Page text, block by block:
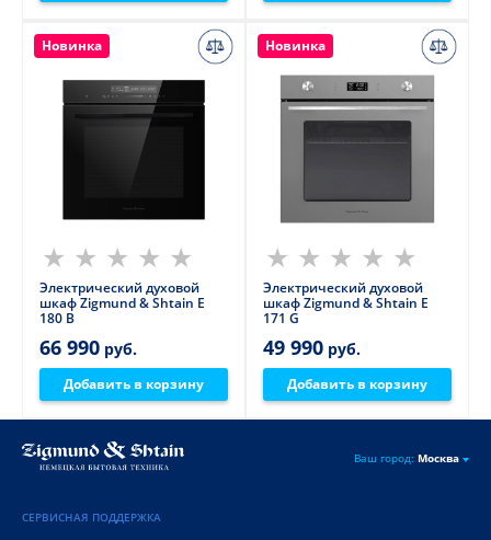
Новинка
Электрический духовой
шкаф Zigmund & Shtain E
180 B
66 990 руб.
Добавить в корзину
Новинка
Электрический духовой
шкаф Zigmund & Shtain E
171 G
49 990 руб.
Добавить в корзину
Ваш город: Москва
СЕРВИСНАЯ ПОДДЕРЖКА